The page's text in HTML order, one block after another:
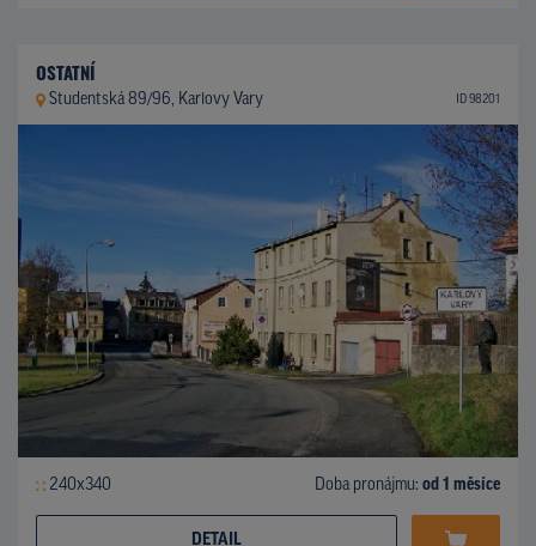
OSTATNÍ
Studentská 89/96, Karlovy Vary ID 98201
240x340 Doba pronájmu: od 1 měsíce
DETAIL